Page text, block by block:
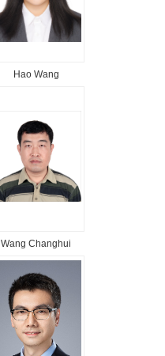
Hao Wang
Wang Changhui